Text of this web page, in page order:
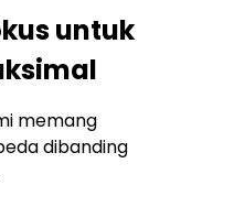
untuk
memang
dibanding